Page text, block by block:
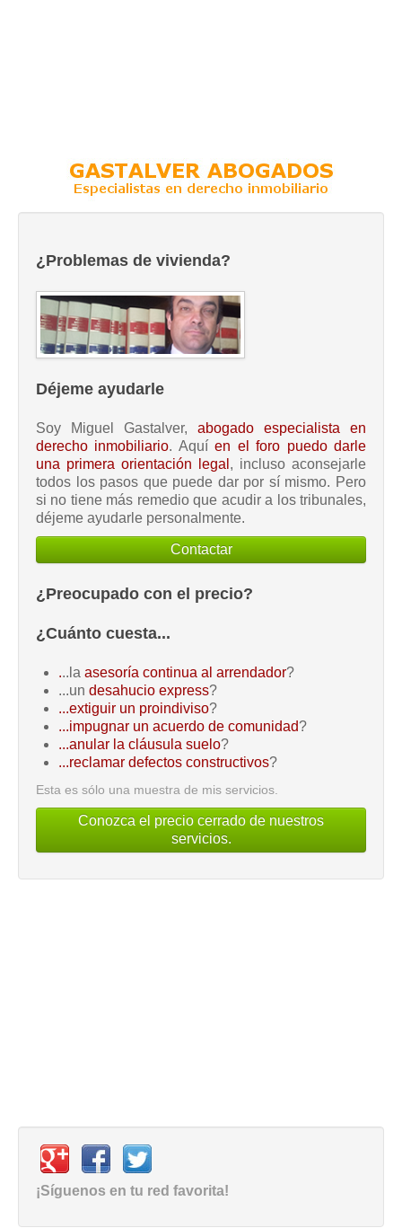
¿Problemas de vivienda?
Déjeme ayudarle
Soy Miguel Gastalver, abogado especialista en
derecho inmobiliario. Aquíen el foro puedo darle
una primera orientación legal , incluso aconsejarle
todos los pasos que puede dar por sí mismo. Pero
si no tiene más remedio que acudir a los tribunales,
déjeme ayudarle personalmente.
Contactar
¿Preocupado con el precio?
¿Cuánto cuesta...
...la asesoría continua al arrendador?
...un desahucio express?
...extiguir un proindiviso?
...impugnar un acuerdo de comunidad?
...anular la cláusula suelo?
...reclamar defectos constructivos?
Esta es sólo una muestra de mis servicios.
Conozca el precio cerrado de nuestros
servicios.
¡Síguenos en tu red favorita!